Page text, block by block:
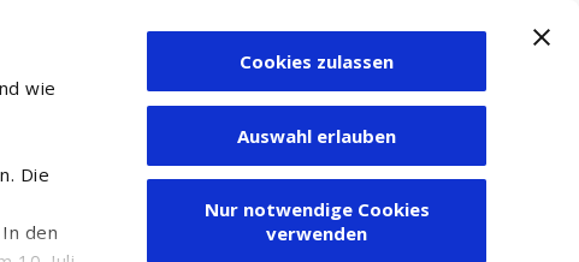
wie
Die
den
Cookies zulassen
Auswahl erlauben
Nur notwendige Cookies
verwenden
Zum Depot